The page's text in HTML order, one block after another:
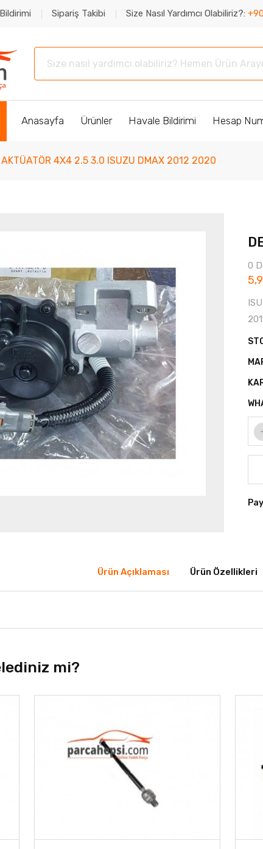
Sipariş Takibi Size Nasıl Yardımcı Olabiliriz?:
Anasayfa Ürünler Havale Bildirimi Hesap
AKTÜATÖR 4X4 2.5 3.0 ISUZU DMAX 2012 2020
0
Ürün Açıklaması Ürün Özellikleri
mi?